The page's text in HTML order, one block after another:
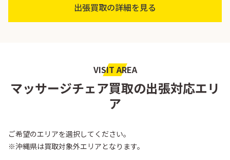
出張買取の詳細を見る
VISIT AREA
マッサージチェア買取の出張対応エリ
ア
ご希望のエリアを選択してください。
※沖縄県は買取対象外エリアとなります。